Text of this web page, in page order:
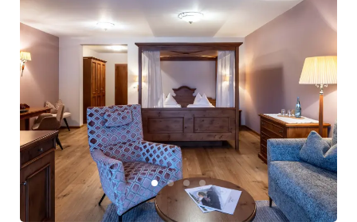
ENTspannen
der Wiesenhof
Fotos